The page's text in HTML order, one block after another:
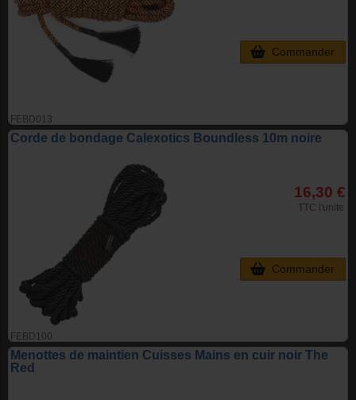
FEBD013
Commander
Corde de bondage Calexotics Boundless 10m noire
FEBD100
16,30 €
TTC l'unite
Commander
Menottes de maintien Cuisses Mains en cuir noir The
Red